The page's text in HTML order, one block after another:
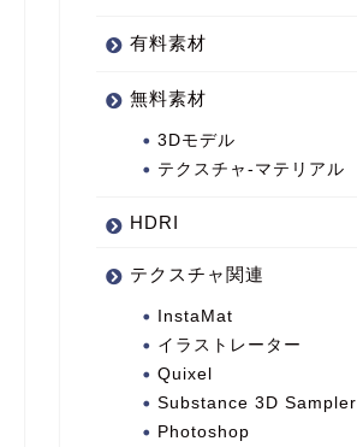
有料素材
無料素材
3Dモデル
テクスチャ-マテリアル
HDRI
テクスチャ関連
InstaMat
イラストレーター
Quixel
Substance 3D Sampler
Photoshop